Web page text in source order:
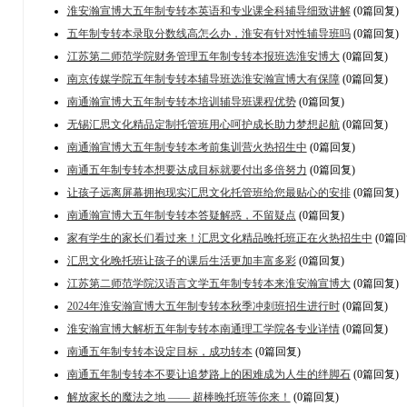
淮安瀚宣博大五年制专转本英语和专业课全科辅导细致讲解(0篇回复)
五年制专转本录取分数线高怎么办，淮安有针对性辅导班吗(0篇回复)
江苏第二师范学院财务管理五年制专转本报班选淮安博大(0篇回复)
南京传媒学院五年制专转本辅导班选淮安瀚宣博大有保障(0篇回复)
南通瀚宣博大五年制专转本培训辅导班课程优势(0篇回复)
无锡汇思文化精品定制托管班用心呵护成长助力梦想起航(0篇回复)
南通瀚宣博大五年制专转本考前集训营火热招生中 (0篇回复)
南通五年制专转本想要达成目标就要付出多倍努力 (0篇回复)
让孩子远离屏幕拥抱现实汇思文化托管班给您最贴心的安排(0篇回复)
南通瀚宣博大五年制专转本答疑解惑，不留疑点 (0篇回复)
家有学生的家长们看过来！汇思文化精品晚托班正在火热招生中 (0篇
汇思文化晚托班让孩子的课后生活更加丰富多彩(0篇回复)
江苏第二师范学院汉语言文学五年制专转本来淮安瀚宣博大(0篇回复)
2024年淮安瀚宣博大五年制专转本秋季冲刺班招生进行时(0篇回复)
淮安瀚宣博大解析五年制专转本南通理工学院各专业详情(0篇回复)
南通五年制专转本设定目标，成功转本(0篇回复)
南通五年制专转本不要让追梦路上的困难成为人生的绊脚石(0篇回复)
解放家长的魔法之地 —— 超棒晚托班等你来！ (0篇回复)